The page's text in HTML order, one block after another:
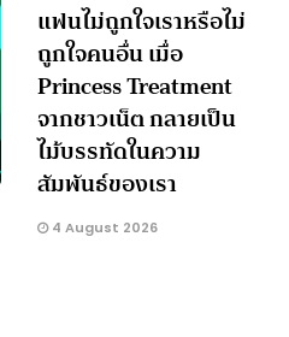
แฟนไม่ถูกใจเราหรือไม่
ถูกใจคนอื่น เมื่อ
Princess Treatment
จากชาวเน็ต กลายเป็น
ไม้บรรทัดในความ
สัมพันธ์ของเรา
4 August 2026